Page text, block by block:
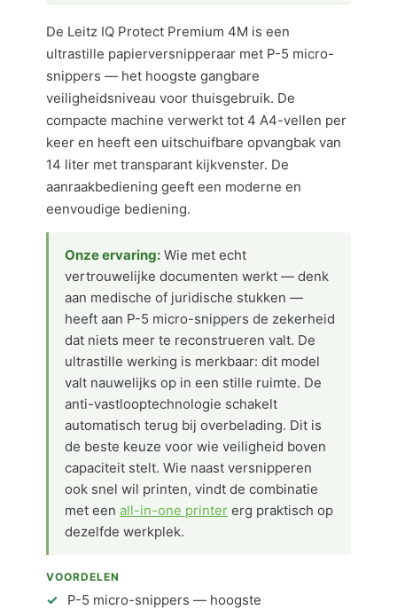
De Leitz IQ Protect Premium 4M is een
ultrastille papierversnipperaar met P-5 micro-
snippers — het hoogste gangbare
veiligheidsniveau voor thuisgebruik. De
compacte machine verwerkt tot 4 A4-vellen per
keer en heeft een uitschuifbare opvangbak van
14 liter met transparant kijkvenster. De
aanraakbediening geeft een moderne en
eenvoudige bediening.
Onze ervaring: Wie met echt
vertrouwelijke documenten werkt — denk
aan medische of juridische stukken —
heeft aan P-5 micro-snippers de zekerheid
dat niets meer te reconstrueren valt. De
ultrastille werking is merkbaar: dit model
valt nauwelijks op in een stille ruimte. De
anti-vastlooptechnologie schakelt
automatisch terug bij overbelading. Dit is
de beste keuze voor wie veiligheid boven
capaciteit stelt. Wie naast versnipperen
ook snel wil printen, vindt de combinatie
met een all-in-one printer erg praktisch op
dezelfde werkplek.
VOORDELEN
P-5 micro-snippers — hoogste